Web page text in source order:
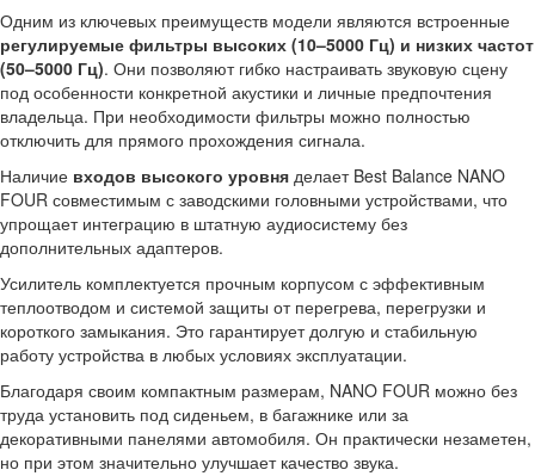
Одним из ключевых преимуществ модели являются встроенные
регулируемые фильтры высоких (10–5000 Гц) и низких частот
(50–5000 Гц). Они позволяют гибко настраивать звуковую сцену
под особенности конкретной акустики и личные предпочтения
владельца. При необходимости фильтры можно полностью
отключить для прямого прохождения сигнала.
Наличие входов высокого уровня делает Best Balance NANO
FOUR совместимым с заводскими головными устройствами, что
упрощает интеграцию в штатную аудиосистему без
дополнительных адаптеров.
Усилитель комплектуется прочным корпусом с эффективным
теплоотводом и системой защиты от перегрева, перегрузки и
короткого замыкания. Это гарантирует долгую и стабильную
работу устройства в любых условиях эксплуатации.
Благодаря своим компактным размерам, NANO FOUR можно без
труда установить под сиденьем, в багажнике или за
декоративными панелями автомобиля. Он практически незаметен,
но при этом значительно улучшает качество звука.